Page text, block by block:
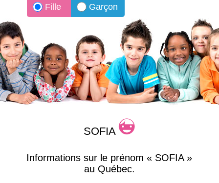
Fille Garçon
SOFIA
Informations sur le prénom « SOFIA »
au Québec.